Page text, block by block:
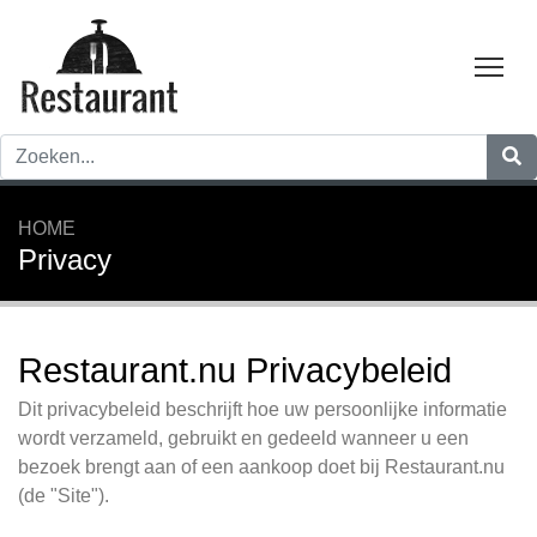
HOME
Privacy
Restaurant.nu Privacybeleid
Dit privacybeleid beschrijft hoe uw persoonlijke informatie
wordt verzameld, gebruikt en gedeeld wanneer u een
bezoek brengt aan of een aankoop doet bij Restaurant.nu
(de "Site").